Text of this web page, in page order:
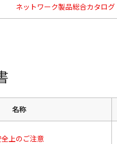
ネットワーク製品総合カタログ
名称
上のご注意